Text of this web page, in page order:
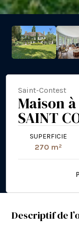
Saint-Contest
Maison
SAINT
SUPERFICIE
270 m²
Descriptif de